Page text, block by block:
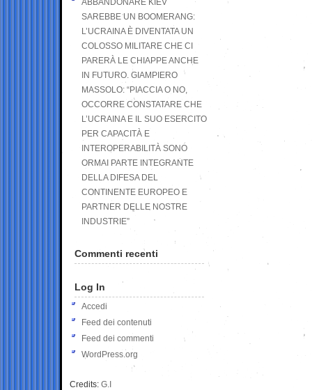
ABBANDONARE KIEV
SAREBBE UN BOOMERANG:
L’UCRAINA È DIVENTATA UN
COLOSSO MILITARE CHE CI
PARERÀ LE CHIAPPE ANCHE
IN FUTURO. GIAMPIERO
MASSOLO: “PIACCIA O NO,
OCCORRE CONSTATARE CHE
L’UCRAINA E IL SUO ESERCITO
PER CAPACITÀ E
INTEROPERABILITÀ SONO
ORMAI PARTE INTEGRANTE
DELLA DIFESA DEL
CONTINENTE EUROPEO E
PARTNER DELLE NOSTRE
INDUSTRIE”
Commenti recenti
Log In
Accedi
Feed dei contenuti
Feed dei commenti
WordPress.org
Credits: G.I